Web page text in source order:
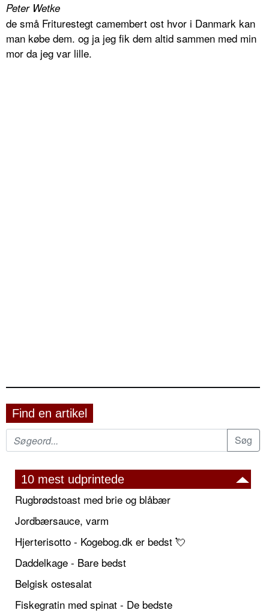
Peter Wetke
de små Friturestegt camembert ost hvor i Danmark kan
man købe dem. og ja jeg fik dem altid sammen med min
mor da jeg var lille.
Find en artikel
10 mest udprintede
Rugbrødstoast med brie og blåbær
Jordbærsauce, varm
Hjerterisotto - Kogebog.dk er bedst 💘
Daddelkage - Bare bedst
Belgisk ostesalat
Fiskegratin med spinat - De bedste